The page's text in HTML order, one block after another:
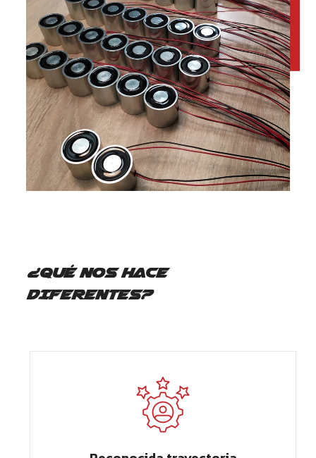
¿QUÉ NOS HACE
DIFERENTES?